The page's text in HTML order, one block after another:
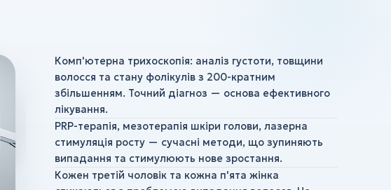
Комп'ютерна трихоскопія: аналіз густоти, товщини
волосся та стану фолікулів з 200-кратним
збільшенням. Точний діагноз — основа ефективного
лікування.
PRP-терапія, мезотерапія шкіри голови, лазерна
стимуляція росту — сучасні методи, що зупиняють
випадання та стимулюють нове зростання.
Кожен третій чоловік та кожна п'ята жінка